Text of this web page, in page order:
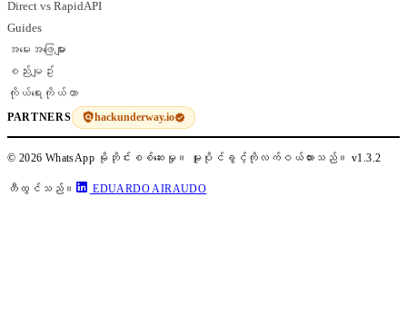
Direct vs RapidAPI
Guides
အမေးအဖြေများ
စည်းမျဥ်း
ကိုယ်ရေးကိုယ်တာ
PARTNERS hackunderway.io
© 2026 WhatsApp မိုဘိုင်းစစ်ဆေးမှု။ မူပိုင်ခွင့်ကိုလက်ဝယ်ထားသည်။ v1.3.2
တီထွင်သည်။ EDUARDO AIRAUDO